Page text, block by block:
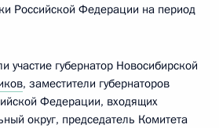
Российской Федерации на период
участие губернатор Новосибирской
, заместители губернаторов
Федерации, входящих
округ, председатель Комитета